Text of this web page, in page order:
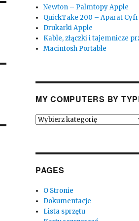
Newton – Palmtopy Apple
QuickTake 200 – Aparat
Drukarki Apple
Kable, złączki i tajemnicze
Macintosh Portable
MY COMPUTERS BY
My
Type
PAGES
O Stronie
Dokumentacje
Lista sprzętu